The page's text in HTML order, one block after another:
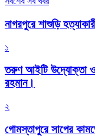
নাগরপুরে শাশুড়ি
১
তরুণ আইটি উদ্যোক্তা ও
রহমান।
২
গোমস্তাপুরে সাপের